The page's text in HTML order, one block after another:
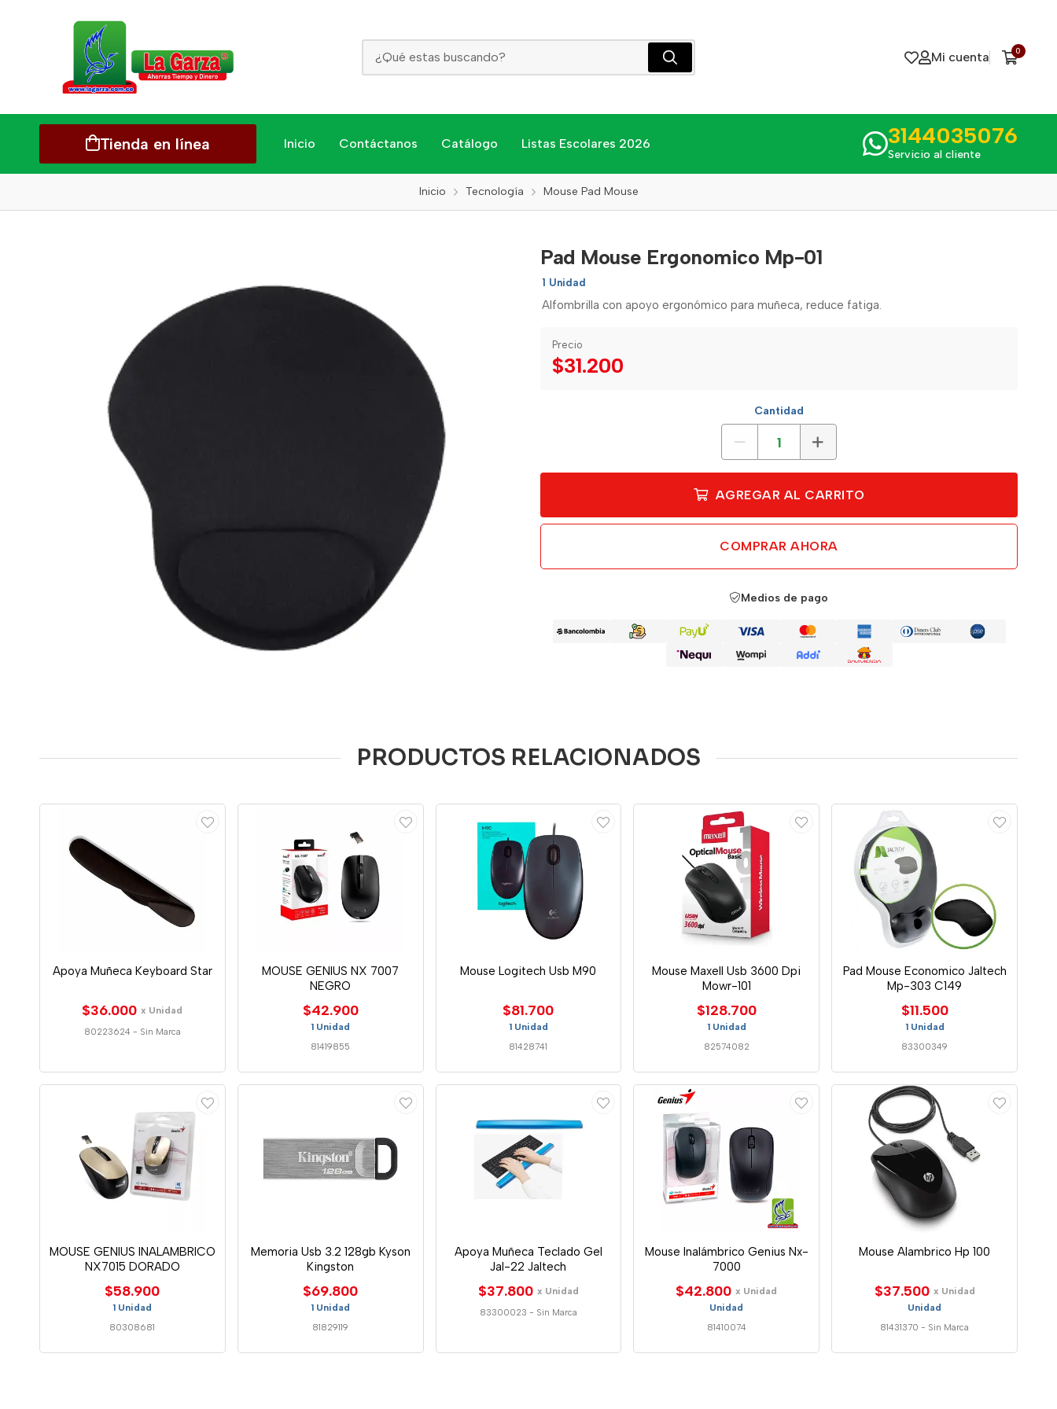
Mi cuenta 0
Tienda en línea Inicio Contáctanos Catálogo Listas Escolares 2026 3144035076
Servicio al cliente
Inicio Tecnología Mouse Pad Mouse
Pad Mouse Ergonomico Mp-01
1 Unidad
Alfombrilla con apoyo ergonómico para muñeca, reduce fatiga.
Precio
$31.200
Cantidad
AGREGAR AL CARRITO
COMPRAR AHORA
Medios de pago
PRODUCTOS RELACIONADOS
Apoya Muñeca Keyboard Star
$36.000 x Unidad
80223624 - Sin Marca
MOUSE GENIUS NX 7007
NEGRO
$42.900
1 Unidad
81419855
Mouse Logitech Usb M90
$81.700
1 Unidad
81428741
Mouse Maxell Usb 3600 Dpi
Mowr-101
$128.700
1 Unidad
82574082
Pad Mouse Economico Jaltech
Mp-303 C149
$11.500
1 Unidad
83300349
MOUSE GENIUS INALAMBRICO
NX7015 DORADO
$58.900
1 Unidad
80308681
Memoria Usb 3.2 128gb Kyson
Kingston
$69.800
1 Unidad
81829119
Apoya Muñeca Teclado Gel
Jal-22 Jaltech
$37.800 x Unidad
83300023 - Sin Marca
Mouse Inalámbrico Genius Nx-
7000
$42.800 x Unidad
Unidad
81410074
Mouse Alambrico Hp 100
$37.500 x Unidad
Unidad
81431370 - Sin Marca